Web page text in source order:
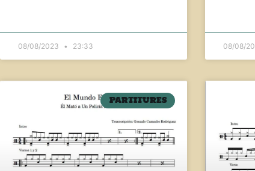
08/08/2023 23:33 08/08/
PARTITURES